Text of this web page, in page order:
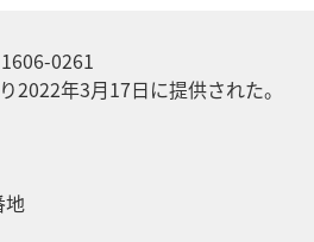
0261
2022年3月17日に提供された。
地